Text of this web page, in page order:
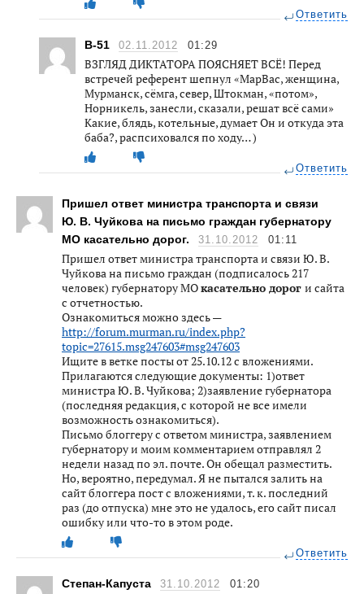
Ответить
В-51 02.11.2012 01:29
ВЗГЛЯД ДИКТАТОРА ПОЯСНЯЕТ ВСЁ! Перед
встречей референт шепнул «МарВас, женщина,
Мурманск, сёмга, север, Штокман, «потом»,
Норникель, занесли, сказали, решат всё сами»
Какие, блядь, котельные, думает Он и откуда эта
баба?, распсиховался по ходу… )
Ответить
Пришел ответ министра транспорта и связи
Ю. В. Чуйкова на письмо граждан губернатору
МО касательно дорог.
31.10.2012 01:11
Пришел ответ министра транспорта и связи Ю. В.
Чуйкова на письмо граждан (подписалось 217
человек) губернатору МОкасательно дорог и сайта
с отчетностью.
Ознакомиться можно здесь —
http://forum.murman.ru/index.php?
topic=27615.msg247603#msg247603
Ищите в ветке посты от 25.10.12 с вложениями.
Прилагаются следующие документы: 1)ответ
министра Ю. В. Чуйкова; 2)заявление губернатора
(последняя редакция, с которой не все имели
возможность ознакомиться).
Письмо блоггеру с ответом министра, заявлением
губернатору и моим комментарием отправлял 2
недели назад по эл. почте. Он обещал разместить.
Но, вероятно, передумал. Я не пытался залить на
сайт блоггера пост с вложениями, т. к. последний
раз (до отпуска) мне это не удалось, его сайт писал
ошибку или что-то в этом роде.
Ответить
Степан-Капуста 31.10.2012 01:20